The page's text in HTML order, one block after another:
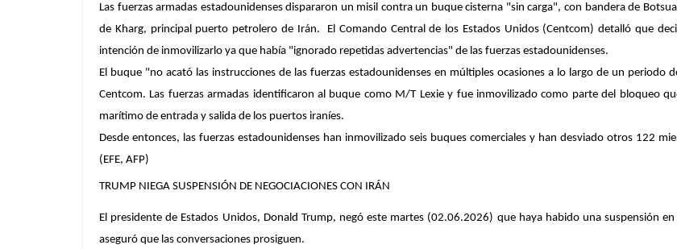
Las fuerzas armadas estadounidenses dispararon un misil contra un buque cisterna "sin carga", con bandera de
de Kharg, principal puerto petrolero de Irán. El Comando Central de los Estados Unidos (Centcom) detalló que
intención de inmovilizarlo ya que había "ignorado repetidas advertencias" de las fuerzas estadounidenses.
El buque "no acató las instrucciones de las fuerzas estadounidenses en múltiples ocasiones a lo largo de un
Centcom. Las fuerzas armadas identificaron al buque como M/T Lexie y fue inmovilizado como parte del bloqueo
marítimo de entrada y salida de los puertos iraníes.
Desde entonces, las fuerzas estadounidenses han inmovilizado seis buques comerciales y han desviado otros 122
(EFE, AFP)
TRUMP NIEGA SUSPENSIÓN DE NEGOCIACIONES CON IRÁN
El presidente de Estados Unidos, Donald Trump, negó este martes (02.06.2026) que haya habido una suspensión
aseguró que las conversaciones prosiguen.